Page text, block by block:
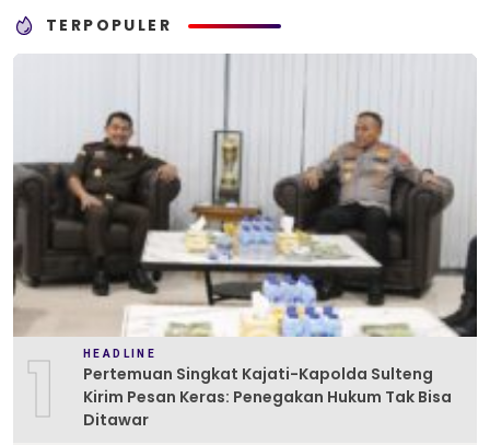
TERPOPULER
1 HEADLINE
Pertemuan Singkat Kajati-Kapolda Sulteng
Kirim Pesan Keras: Penegakan Hukum Tak Bisa
Ditawar